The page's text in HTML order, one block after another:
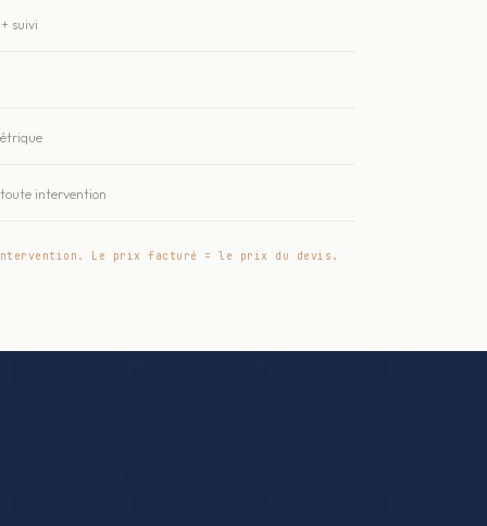
suivi
intervention
Le prix facturé = le prix du devis.